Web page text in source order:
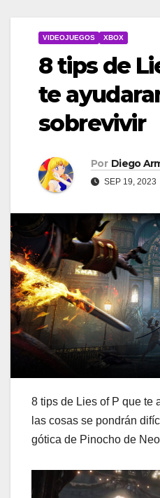
VIDEOJUEGOS XBOX
8 tips de
te
sobrevivir
Por Diego
SEP 19, 2023
8 tips de Lies of P que te
las cosas se pondrán
gótica de Pinocho de